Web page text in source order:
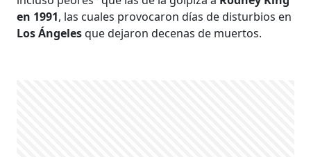
en 1991, las cuales provocaron días de disturbios en
Los Ángelesque dejaron decenas de muertos.